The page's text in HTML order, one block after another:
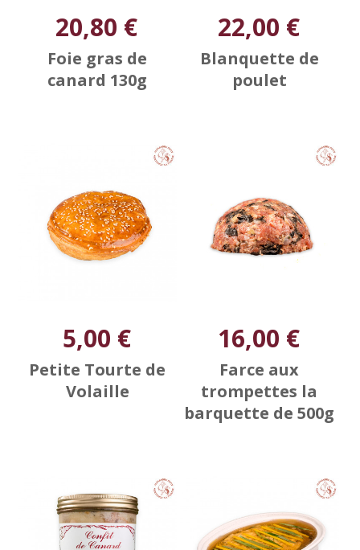
20,80 €
Foie gras de
canard 130g
22,00 €
Blanquette de
poulet
5,00 €
Petite Tourte de
Volaille
16,00 €
Farce aux
trompettes la
barquette de 500g